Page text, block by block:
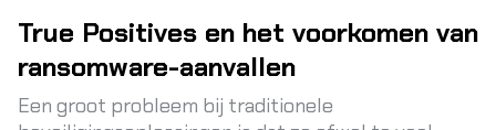
True Positives en het voorkomen van
ransomware-aanvallen
Een groot probleem bij traditionele